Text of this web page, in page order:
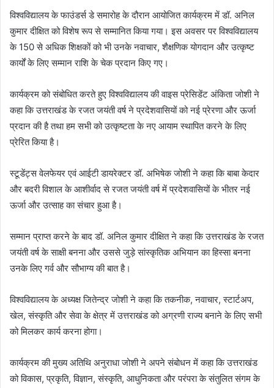
विश्वविद्यालय के फाउंडर्स डे समारोह के दौरान आयोजित कार्यक्रम में डॉ. अनिल
कुमार दीक्षित को विशेष रूप से सम्मानित किया गया। इस अवसर पर विश्वविद्यालय
के 150 से अधिक शिक्षकों को भी उनके नवाचार, शैक्षणिक योगदान और उत्कृष्ट
कार्यों के लिए सम्मान राशि के चेक प्रदान किए गए।
कार्यक्रम को संबोधित करते हुए विश्वविद्यालय की वाइस प्रेसिडेंट अंकिता जोशी ने
कहा कि उत्तराखंड के रजत जयंती वर्ष ने प्रदेशवासियों को नई प्रेरणा और ऊर्जा
प्रदान की है तथा हम सभी को उत्कृष्टता के नए आयाम स्थापित करने के लिए
प्रेरित किया है।
स्टूडेंट्स वेलफेयर एवं आईटी डायरेक्टर डॉ. अभिषेक जोशी ने कहा कि बाबा केदार
और बदरी विशाल के आशीर्वाद से रजत जयंती वर्ष में प्रदेशवासियों के भीतर नई
ऊर्जा और उत्साह का संचार हुआ है।
सम्मान प्राप्त करने के बाद डॉ. अनिल कुमार दीक्षित ने कहा कि उत्तराखंड के रजत
जयंती वर्ष के साक्षी बनना और उससे जुड़े सांस्कृतिक अभियान का हिस्सा बनना
उनके लिए गर्व और सौभाग्य की बात है।
विश्वविद्यालय के अध्यक्ष जितेन्द्र जोशी ने कहा कि तकनीक, नवाचार, स्टार्टअप,
खेल, संस्कृति और सेवा के क्षेत्र में उत्तराखंड को अग्रणी राज्य बनाने के लिए सभी
को मिलकर कार्य करना होगा।
कार्यक्रम की मुख्य अतिथि अनुराधा जोशी ने अपने संबोधन में कहा कि उत्तराखंड
को विकास, प्रकृति, विज्ञान, संस्कृति, आधुनिकता और परंपरा के संतुलित संगम के